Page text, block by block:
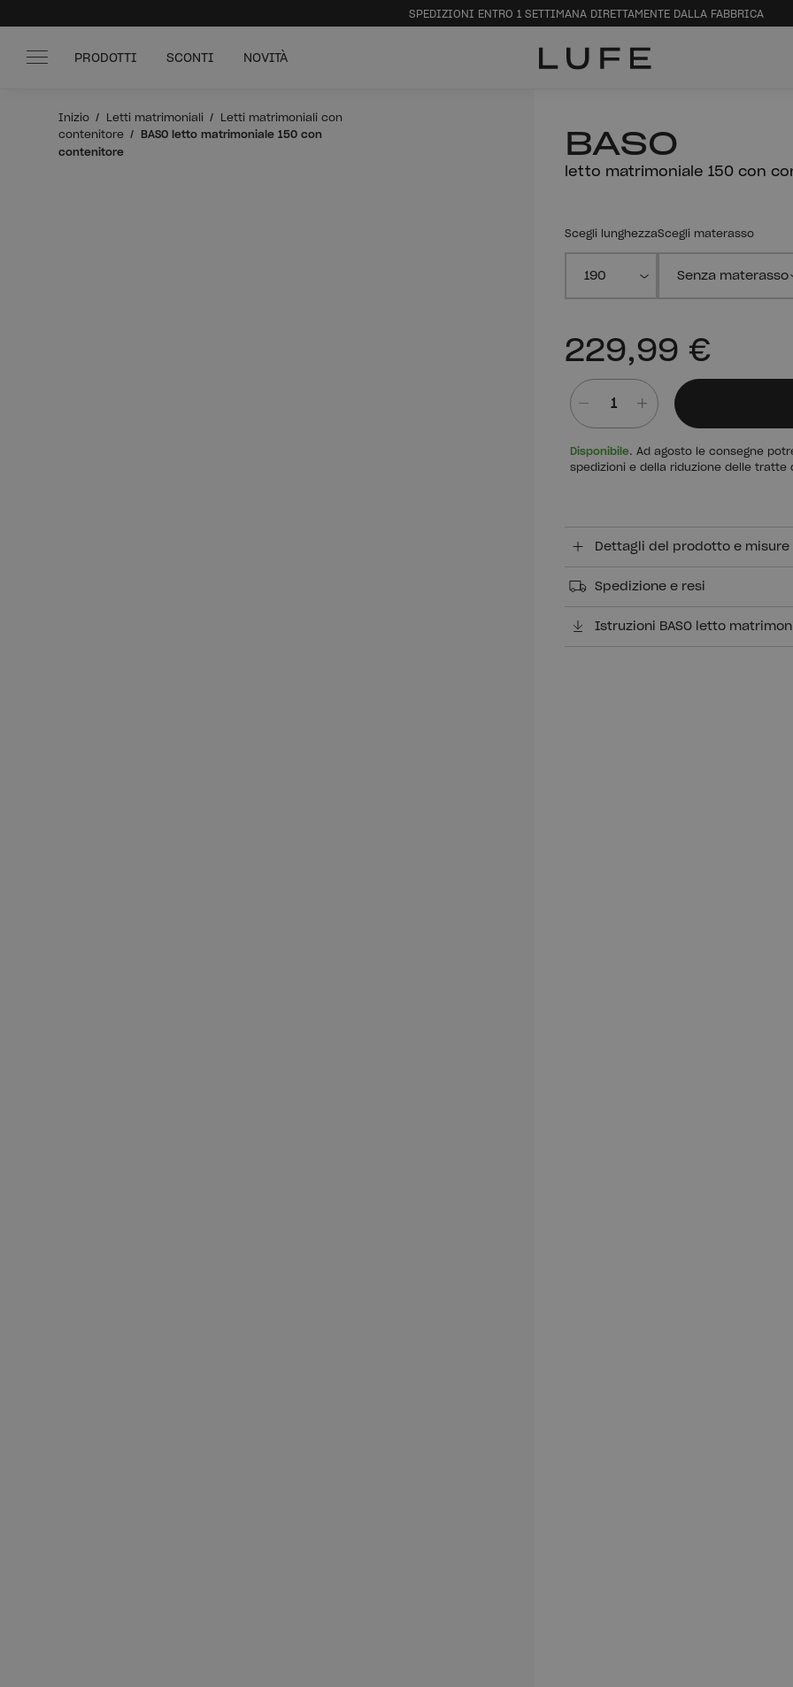
SPEDIZIONI ENTRO 1 SETTIMANA DIRETTAMENTE DALLA FABBRICA
PRODOTTI SCONTI NOVITÀ
Inizio Letti matrimoniali
Letti matrimoniali con
contenitore
BASO letto matrimoniale 150 con
contenitore
BASO
letto matrimoniale 150 con
Scegli lunghezzaScegli materasso
229,99 €
Disponibile. Ad agosto le consegne
spedizioni e della riduzione delle tratte
Dettagli del prodotto e misure
Spedizione e resi
Istruzioni BASO letto